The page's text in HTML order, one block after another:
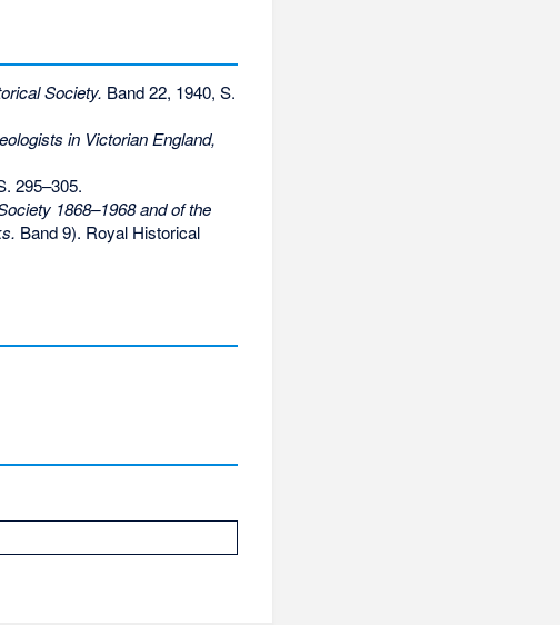
Society. Band 22, 1940, S.
in Victorian England,
295–305.
1868–1968 and of the
Band 9). Royal Historical